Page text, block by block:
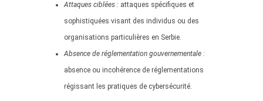
Attaques ciblées : attaques spécifiques et
sophistiquées visant des individus ou des
organisations particulières en Serbie.
Absence de réglementation gouvernementale :
absence ou incohérence de réglementations
régissant les pratiques de cybersécurité.